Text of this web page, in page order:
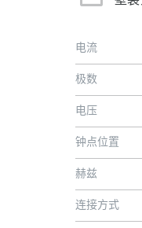
电流
极数
电压
钟点位置
赫兹
连接方式